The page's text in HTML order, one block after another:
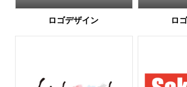
ロゴデザイン ロ